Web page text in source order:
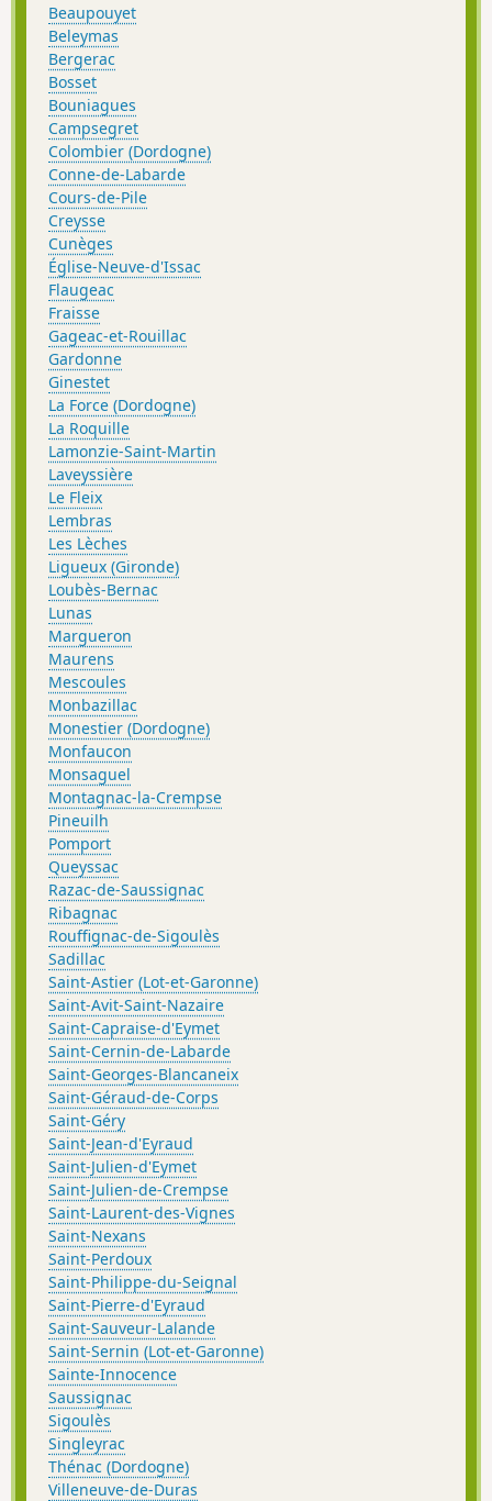
Beaupouyet
Beleymas
Bergerac
Bosset
Bouniagues
Campsegret
Colombier (Dordogne)
Conne-de-Labarde
Cours-de-Pile
Creysse
Cunèges
Église-Neuve-d'Issac
Flaugeac
Fraisse
Gageac-et-Rouillac
Gardonne
Ginestet
La Force (Dordogne)
La Roquille
Lamonzie-Saint-Martin
Laveyssière
Le Fleix
Lembras
Les Lèches
Ligueux (Gironde)
Loubès-Bernac
Lunas
Margueron
Maurens
Mescoules
Monbazillac
Monestier (Dordogne)
Monfaucon
Monsaguel
Montagnac-la-Crempse
Pineuilh
Pomport
Queyssac
Razac-de-Saussignac
Ribagnac
Rouffignac-de-Sigoulès
Sadillac
Saint-Astier (Lot-et-Garonne)
Saint-Avit-Saint-Nazaire
Saint-Capraise-d'Eymet
Saint-Cernin-de-Labarde
Saint-Georges-Blancaneix
Saint-Géraud-de-Corps
Saint-Géry
Saint-Jean-d'Eyraud
Saint-Julien-d'Eymet
Saint-Julien-de-Crempse
Saint-Laurent-des-Vignes
Saint-Nexans
Saint-Perdoux
Saint-Philippe-du-Seignal
Saint-Pierre-d'Eyraud
Saint-Sauveur-Lalande
Saint-Sernin (Lot-et-Garonne)
Sainte-Innocence
Saussignac
Sigoulès
Singleyrac
Thénac (Dordogne)
Villeneuve-de-Duras